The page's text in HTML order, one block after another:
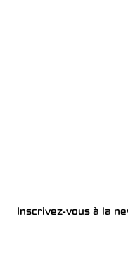
Inscrivez-vous à la